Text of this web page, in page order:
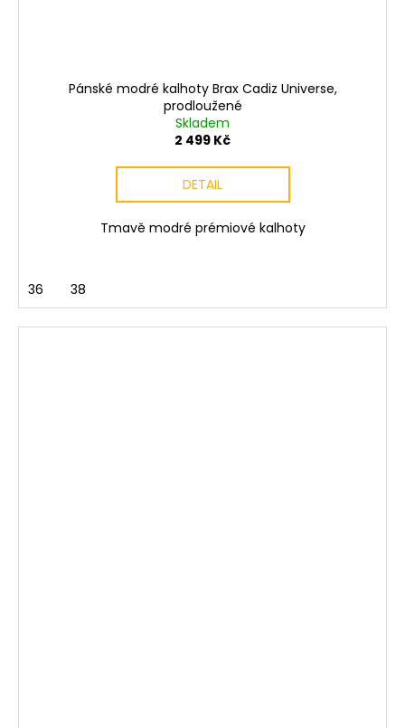
Pánské modré kalhoty Brax Cadiz Universe,
prodloužené
Skladem
2 499 Kč
DETAIL
Tmavě modré prémiové kalhoty
36 38